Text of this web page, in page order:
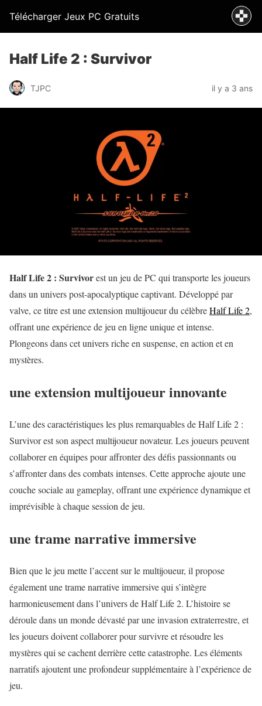
Télécharger Jeux PC Gratuits
Half Life 2 : Survivor
TJPC il y a 3 ans
Half Life 2 : Survivorest un jeu de PC qui transporte les joueurs
dans un univers post-apocalyptique captivant. Développé par
valve, ce titre est une extension multijoueur du célèbreHalf Life 2,
offrant une expérience de jeu en ligne unique et intense.
Plongeons dans cet univers riche en suspense, en action et en
mystères.
une extension multijoueur innovante
L’une des caractéristiques les plus remarquables de Half Life 2 :
Survivor est son aspect multijoueur novateur. Les joueurs peuvent
collaborer en équipes pour affronter des défis passionnants ou
s’affronter dans des combats intenses. Cette approche ajoute une
couche sociale au gameplay, offrant une expérience dynamique et
imprévisible à chaque session de jeu.
une trame narrative immersive
Bien que le jeu mette l’accent sur le multijoueur, il propose
également une trame narrative immersive qui s’intègre
harmonieusement dans l’univers de Half Life 2. L’histoire se
déroule dans un monde dévasté par une invasion extraterrestre, et
les joueurs doivent collaborer pour survivre et résoudre les
mystères qui se cachent derrière cette catastrophe. Les éléments
narratifs ajoutent une profondeur supplémentaire à l’expérience de
jeu.